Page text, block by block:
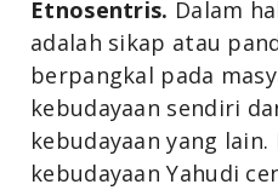
Etnosentris. Dalam
adalah sikap atau
berpangkal pada
kebudayaan sendiri
kebudayaan yang
kebudayaan Yahudi